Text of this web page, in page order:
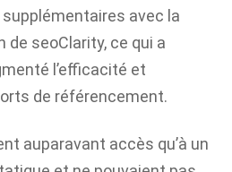
avec la
seoClarity, ce qui a
l’efficacité et
de référencement.
auparavant accès qu’à un